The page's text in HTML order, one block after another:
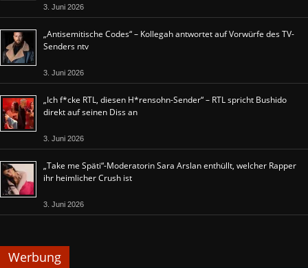
3. Juni 2026
„Antisemitische Codes“ – Kollegah antwortet auf Vorwürfe des TV-
Senders ntv
3. Juni 2026
„Ich f*cke RTL, diesen H*rensohn-Sender“ – RTL spricht Bushido
direkt auf seinen Diss an
3. Juni 2026
„Take me Späti“-Moderatorin Sara Arslan enthüllt, welcher Rapper
ihr heimlicher Crush ist
3. Juni 2026
Werbung